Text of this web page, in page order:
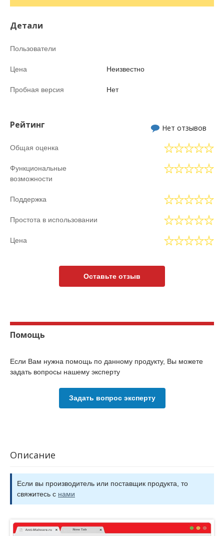
Детали
Пользователи
Цена Неизвестно
Пробная версия Нет
Рейтинг Нет отзывов
Общая оценка
Функциональные
возможности
Поддержка
Простота в использовании
Цена
Оставьте отзыв
Помощь
Если Вам нужна помощь по данному продукту, Вы можете
задать вопросы нашему эксперту
Задать вопрос эксперту
Описание
Если вы производитель или поставщик продукта, то
свяжитесь с нами